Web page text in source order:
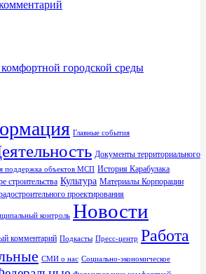
городской среды
Главные события
Документы территориального
поддержка объектов МСП История Карабулака
строительства Культура Материалы Корпорации
проектирования
контроль Новости
комментарий Подкасты Пресс-центр Работа
СМИ о нас Социально-экономическое